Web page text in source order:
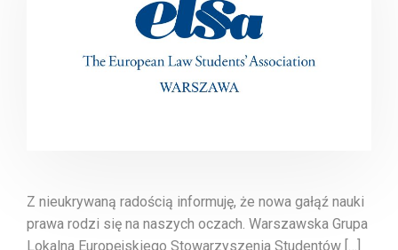
Z nieukrywaną radością informuję, że nowa gałąź nauki
prawa rodzi się na naszych oczach. Warszawska Grupa
Lokalna Europejskiego Stowarzyszenia Studentów […]